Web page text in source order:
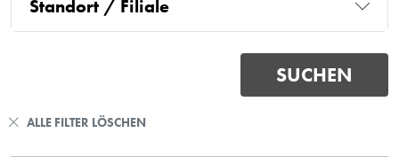
Standort / Filiale
ALLE FILTER LÖSCHEN